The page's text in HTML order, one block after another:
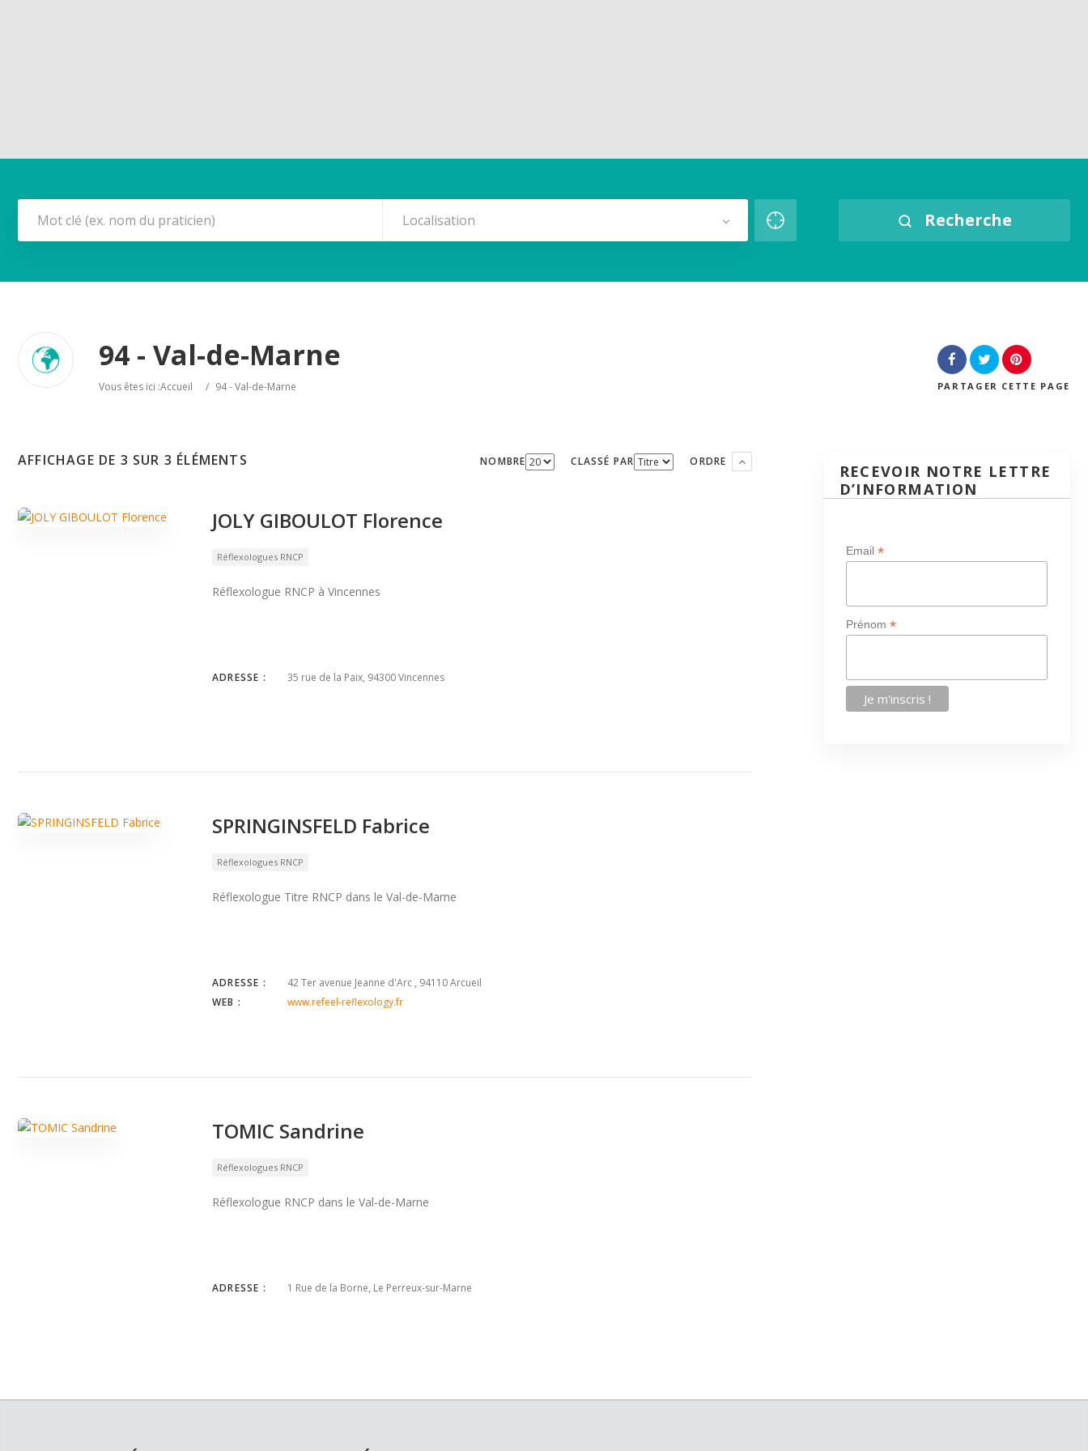
Localisation Recherche
94 - Val-de-Marne
Vous êtes ici :Accueil / 94 - Val-de-Marne PARTAGER CETTE PAGE
AFFICHAGE DE 3 SUR 3 ÉLÉMENTS NOMBRE CLASSÉ PAR ORDRE
JOLY GIBOULOT Florence
Réflexologues RNCP
Réflexologue RNCP à Vincennes
ADRESSE : 35 rue de la Paix, 94300 Vincennes
SPRINGINSFELD Fabrice
Réflexologues RNCP
Réflexologue Titre RNCP dans le Val-de-Marne
ADRESSE :
42 Ter avenue Jeanne d'Arc , 94110 Arcueil
WEB :
www.refeel-reflexology.fr
TOMIC Sandrine
Réflexologues RNCP
Réflexologue RNCP dans le Val-de-Marne
ADRESSE : 1 Rue de la Borne, Le Perreux-sur-Marne
RECEVOIR NOTRE LETTRE
D’INFORMATION
Email *
Prénom *